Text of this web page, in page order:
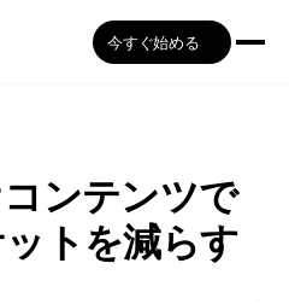
今すぐ始める
ンテンツで
トを減らす